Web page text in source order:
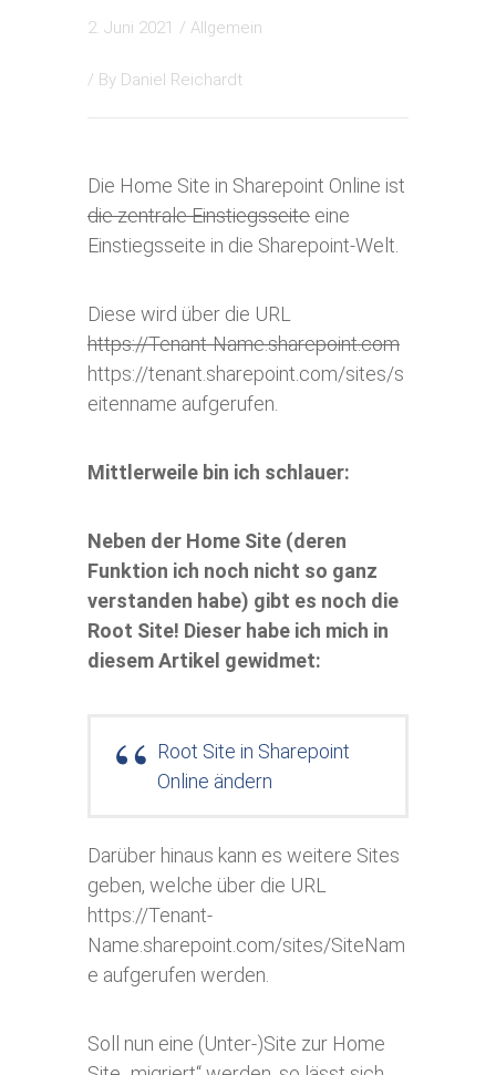
2. Juni 2021 / Allgemein
/ By Daniel Reichardt
Die Home Site in Sharepoint Online ist
die zentrale Einstiegsseite eine
Einstiegsseite in die Sharepoint-Welt.
Diese wird über die URL
https://Tenant-Name.sharepoint.com
https://tenant.sharepoint.com/sites/s
eitenname aufgerufen.
Mittlerweile bin ich schlauer:
Neben der Home Site (deren
Funktion ich noch nicht so ganz
verstanden habe) gibt es noch die
Root Site! Dieser habe ich mich in
diesem Artikel gewidmet:
Root Site in Sharepoint
Online ändern
Darüber hinaus kann es weitere Sites
geben, welche über die URL
https://Tenant-
Name.sharepoint.com/sites/SiteNam
e aufgerufen werden.
Soll nun eine (Unter-)Site zur Home